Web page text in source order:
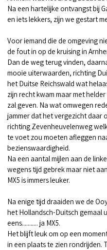
Na een hartelijke ontvangst bij
en iets lekkers, zijn we gestart
Voor iemand die de omgeving
de fout in op de kruising in
Dan de weg terug vinden,
mooie uiterwaarden, richting
het Duitse Reichswald wat
zijn recht kwam maar met
zal geven. Na wat omwegen
jammer dat het vergezicht daar
richting Zevenheuvelenweg
te voet zou moeten afleggen
bezienswaardigheid.
Na een aantal mijlen aan de
wegens tijd gebrek maar niet
MX5 is immers leuker.
Na enige tijd draaiden we de
het Hollandsch-Duitsch gemaal
eens........... ja MX5.
Het blijft leuk om op een
in een plaats te zien rondrijden.